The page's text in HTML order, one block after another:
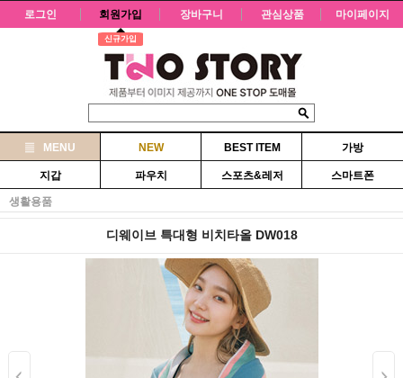
로그인 회원가입
신규가입
장바구니 관심상품 마이페이지
MENU NEW BEST ITEM 가방
지갑 파우치 스포츠&레저 스마트폰
생활용품
디웨이브 특대형 비치타올 DW018